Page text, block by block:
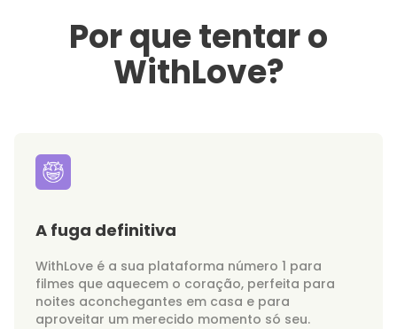
Por que tentar o
WithLove?
A fuga definitiva
WithLove é a sua plataforma número 1 para
filmes que aquecem o coração, perfeita para
noites aconchegantes em casa e para
aproveitar um merecido momento só seu.